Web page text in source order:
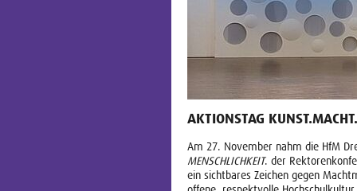
AKTIONSTAG
Am 27. November nahm die HfM
MENSCHLICHKEIT. der
ein sichtbares Zeichen gegen